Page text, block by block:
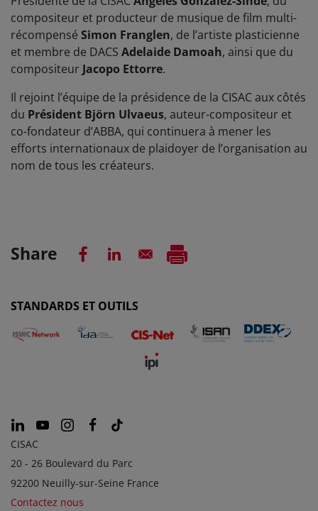
compositeur et producteur de musique de film multi-
récompensé Simon Franglen, de l’artiste plasticienne
et membre de DACS Adelaide Damoah, ainsi que du
compositeur Jacopo Ettorre.
Il rejoint l’équipe de la présidence de la CISAC aux côtés
du Président Björn Ulvaeus, auteur-compositeur et
co-fondateur d’ABBA, qui continuera à mener les
efforts internationaux de plaidoyer de l’organisation au
nom de tous les créateurs.
Share
STANDARDS ET OUTILS
CISAC
20 - 26 Boulevard du Parc
92200 Neuilly-sur-Seine France
Contactez nous